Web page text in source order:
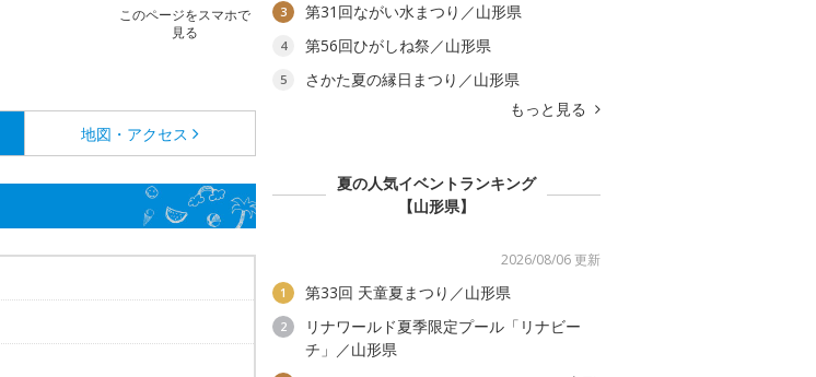
このページをスマホで
見る
地図・アクセス
3 第31回ながい水まつり／山形県
4 第56回ひがしね祭／山形県
5
さかた夏の縁日まつり／山形県
もっと見る
夏の人気イベントランキング
【山形県】
2026/08/06 更新
1 第33回 天童夏まつり／山形県
2
リナワールド夏季限定プール「リナビー
チ」／山形県